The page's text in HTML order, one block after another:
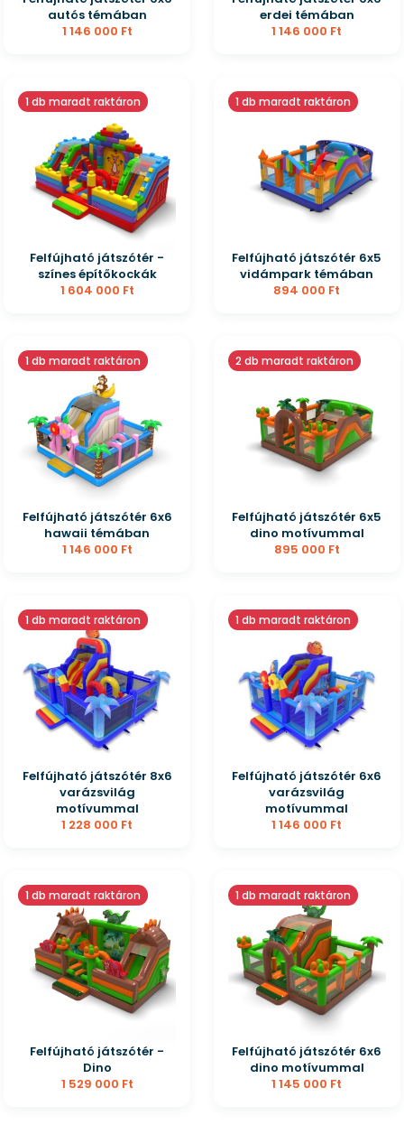
autós témában
1 146 000 Ft
erdei témában
1 146 000 Ft
1 db maradt raktáron
Felfújható játszótér -
színes építőkockák
1 604 000 Ft
1 db maradt raktáron
Felfújható játszótér 6x5
vidámpark témában
894 000 Ft
1 db maradt raktáron
Felfújható játszótér 6x6
hawaii témában
1 146 000 Ft
2 db maradt raktáron
Felfújható játszótér 6x5
dino motívummal
895 000 Ft
1 db maradt raktáron
Felfújható játszótér 8x6
varázsvilág
motívummal
1 228 000 Ft
1 db maradt raktáron
Felfújható játszótér 6x6
varázsvilág
motívummal
1 146 000 Ft
1 db maradt raktáron
Felfújható játszótér -
Dino
1 529 000 Ft
1 db maradt raktáron
Felfújható játszótér 6x6
dino motívummal
1 145 000 Ft